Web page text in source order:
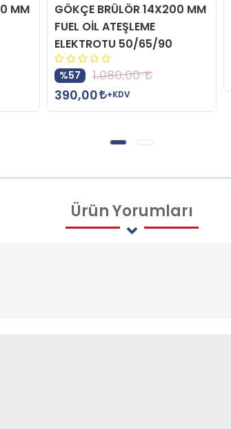
MM
GÖKÇE BRÜLÖR 14X200 MM
FUEL OİL ATEŞLEME
ELEKTROTU 50/65/90
%57
1.080,00
390,00
+KDV
ÜrünYorumları